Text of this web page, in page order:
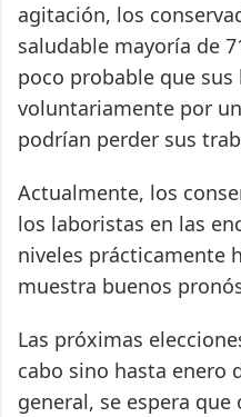
agitación, los
saludable mayoría de
poco probable que
voluntariamente por
podrían perder sus
Actualmente, los
los laboristas en las
niveles prácticamente
muestra buenos
Las próximas
cabo sino hasta enero
general, se espera